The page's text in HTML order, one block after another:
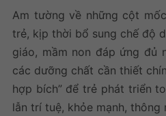
Am tường về những cột
trẻ, kịp thời bổ sung chế độ
giáo, mầm non đáp ứng đủ
các dưỡng chất cần thiết
hợp bích” để trẻ phát triển
lẫn trí tuệ, khỏe mạnh, thông